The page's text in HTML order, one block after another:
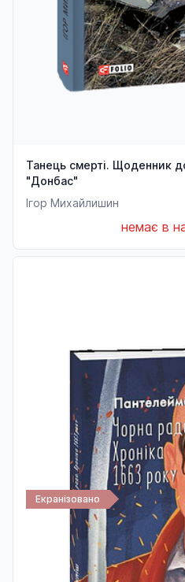
Танець смерті. Щоденник
"Донбас"
Ігор Михайлишин
немає в
Екранізовано